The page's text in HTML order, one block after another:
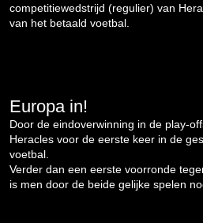
competitiewedstrijd (regulier) van
van het betaald voetbal.
Europa in!
Door de eindoverwinning in de play-
Heracles voor de eerste keer in de
voetbal.
Verder dan een eerste voorronde
is men door de beide gelijke spelen